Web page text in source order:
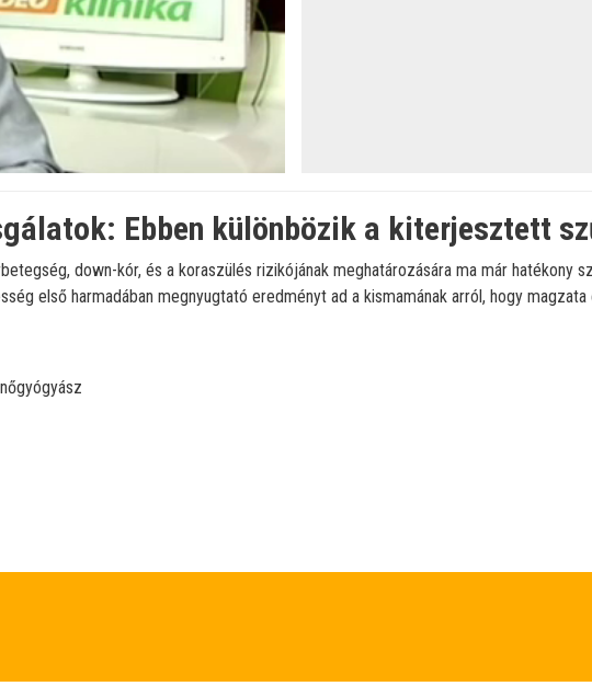
Ebben különbözik a kiterjesztett
down-kór, és a koraszülés rizikójának meghatározására ma már hatékony
első harmadában megnyugtató eredményt ad a kismamának arról, hogy